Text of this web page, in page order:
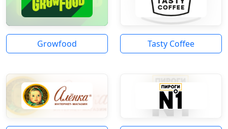
Growfood Tasty Coffee